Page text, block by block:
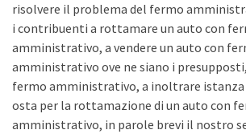
risolvere il problema del fermo
i contribuenti a rottamare un auto con
amministrativo, a vendere un auto con
amministrativo ove ne siano i
fermo amministrativo, a inoltrare istanza
osta per la rottamazione di un auto con
amministrativo, in parole brevi il nostro